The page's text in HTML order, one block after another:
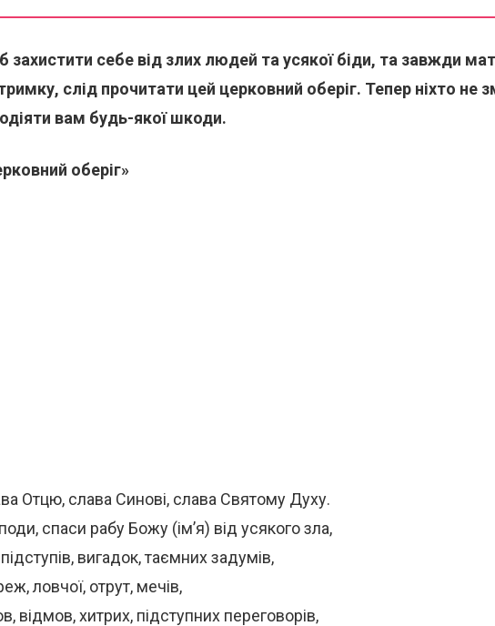
захистити себе від злих людей та усякої біди, та завжди
слід прочитати цей церковний оберіг. Тепер ніхто не
вам будь-якої шкоди.
оберіг»
Отцю, слава Синові, слава Святому Духу.
спаси рабу Божу (ім’я) від усякого зла,
вигадок, таємних задумів,
ловчої, отрут, мечів,
відмов, хитрих, підступних переговорів,